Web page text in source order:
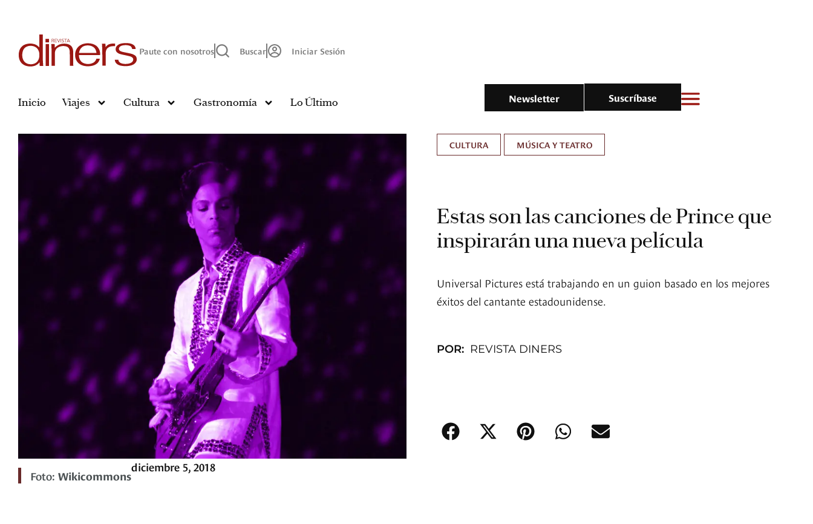
Paute con nosotros Buscar Iniciar Sesión
Inicio Viajes Cultura Gastronomía Lo Último Newsletter Suscríbase
Foto: Wikicommons
diciembre 5, 2018
CULTURA MÚSICA Y TEATRO
Estas son las canciones de Prince que
inspirarán una nueva película
Universal Pictures está trabajando en un guion basado en los mejores
éxitos del cantante estadounidense.
POR: REVISTA DINERS